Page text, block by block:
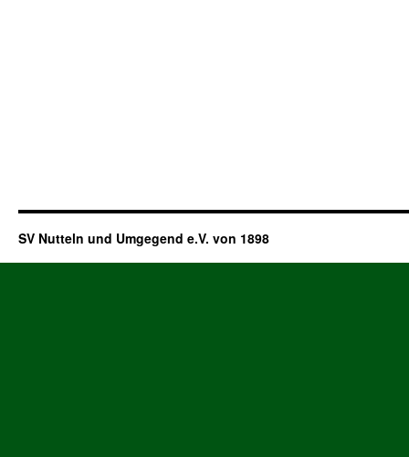
SV Nutteln und Umgegend e.V. von 1898